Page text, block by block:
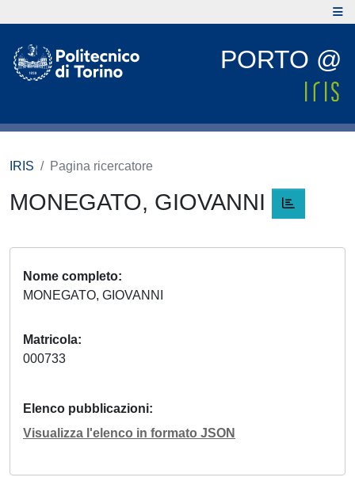
PORTO @
IRIS Pagina ricercatore
MONEGATO, GIOVANNI
Nome completo
MONEGATO, GIOVANNI
Matricola
000733
Elenco pubblicazioni
Visualizza l'elenco in formato JSON